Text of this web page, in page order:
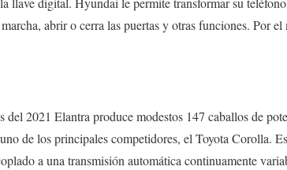
abrir o cerra las puertas y otras funciones. Por
2021 Elantra produce modestos 147 caballos de
de los principales competidores, el Toyota Corolla.
a una transmisión automática continuamente